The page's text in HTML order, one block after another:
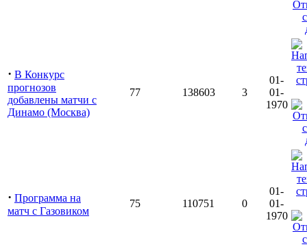
· В Конкурс
прогнозов
добавлены матчи с
Динамо (Москва)
77 138603 3
01-
01-
1970
· Программа на
матч с Газовиком
75 110751 0
01-
01-
1970